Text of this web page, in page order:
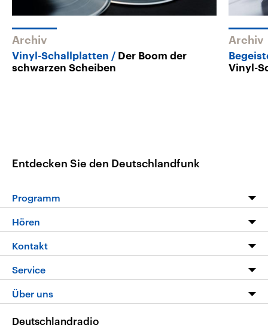
Archiv
Vinyl-Schallplatten
Der Boom der
schwarzen Scheiben
Archiv
Vinyl-
Entdecken Sie den Deutschlandfunk
Programm
Programm
Die Nachrichten
Nachrichtenleicht
Neue Beiträge auf dlf.de
Hören
Livestream
Podcasts
Deutschlandfunk App
Nachrichten App
Kontakt
Hörerservice
Service
FAQ
Veranstaltungen
Über uns
Deutschlandradio